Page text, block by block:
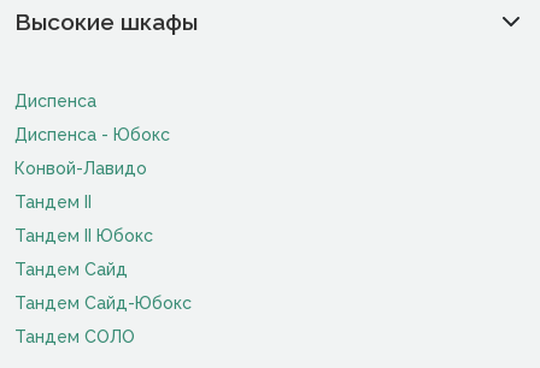
Высокие шкафы
Диспенса
Диспенса - Юбокс
Конвой-Лавидо
Тандем II
Тандем II Юбокс
Тандем Сайд
Тандем Сайд-Юбокс
Тандем СОЛО